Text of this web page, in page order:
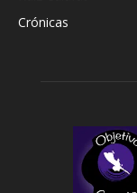
Crónicas